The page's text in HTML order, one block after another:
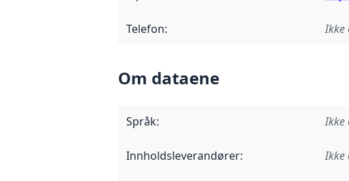
Telefon: Ikke
Om dataene
Språk: Ikke
Innholdsleverandører: Ikke